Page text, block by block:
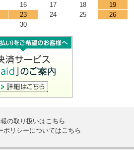
16 17 18
19
23 24 25
26
30
の取り扱いはこちら
ポリシーについてはこちら